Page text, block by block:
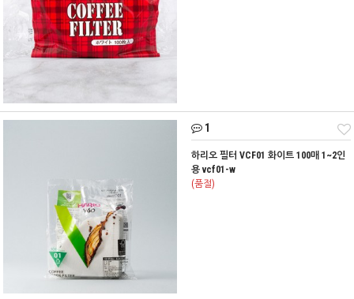
1
하리오 필터 VCF01 화이트 100매 1~2인
용 vcf01-w
(품절)